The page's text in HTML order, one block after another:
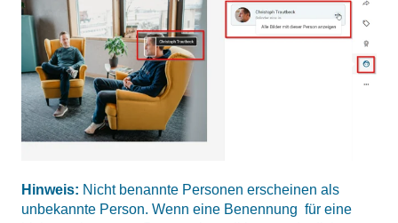
Hinweis: Nicht benannte Personen erscheinen als
unbekannte Person. Wenn eine Benennung für eine